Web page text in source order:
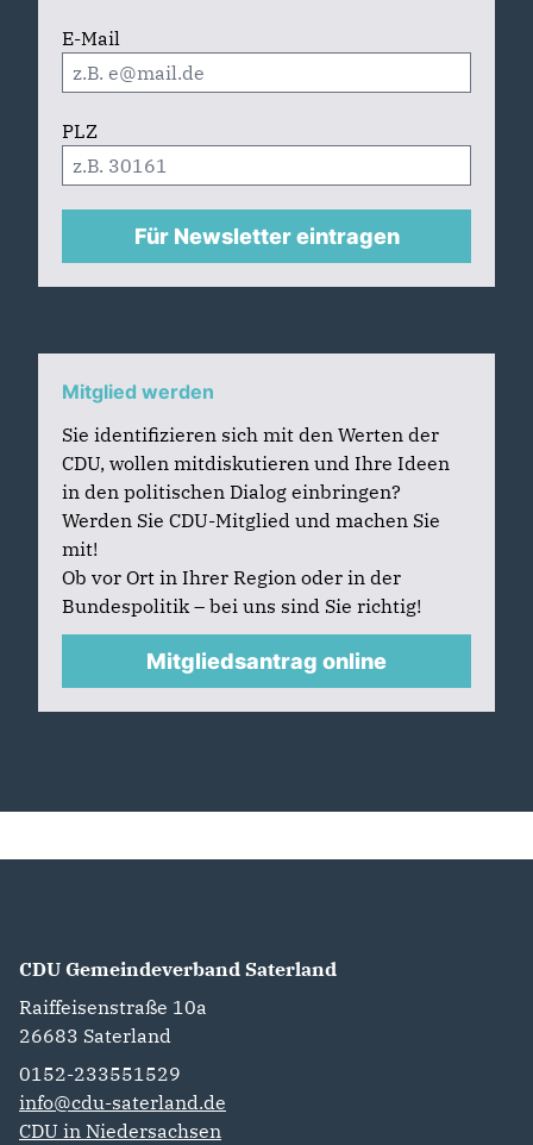
E-Mail
PLZ
Für Newsletter eintragen
Mitglied werden
Sie identifizieren sich mit den Werten der
CDU, wollen mitdiskutieren und Ihre Ideen
in den politischen Dialog einbringen?
Werden Sie CDU-Mitglied und machen Sie
mit!
Ob vor Ort in Ihrer Region oder in der
Bundespolitik – bei uns sind Sie richtig!
Mitgliedsantrag online
CDU Gemeindeverband Saterland
Raiffeisenstraße 10a
26683 Saterland
0152-233551529
info@cdu-saterland.de
CDU in Niedersachsen